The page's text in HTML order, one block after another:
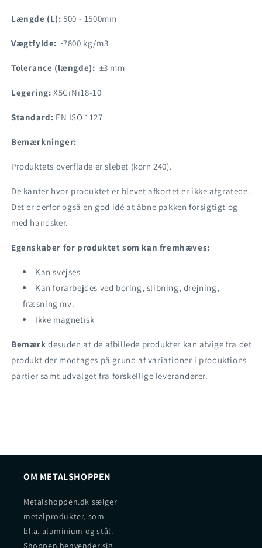
Længde (L): 500 - 1500mm
Vægtfylde: ~7800 kg/m3
Tolerance (længde): ±3 mm
Legering: X5CrNi18-10
Standard: EN ISO 1127
Bemærkninger:
Produktets overflade er slebet (korn 240).
De kanter hvor produktet er blevet afkortet er ikke afgratede.
Det er derfor også en god idé at åbne pakken forsigtigt og
med handsker.
Egenskaber for produktet som kan fremhæves:
Kan svejses
Kan forarbejdes ved boring, slibning, drejning,
fræsning mv.
Ikke magnetisk
Bemærk desuden at de afbillede produkter kan afvige fra det
produkt der modtages på grund af variationer i produktions
partier samt udvalget fra forskellige leverandører.
OM METALSHOPPEN
Metalshoppen.dk sælger
metalprodukter, som
bl.a. aluminium og stål.
Shoppen henvender sig